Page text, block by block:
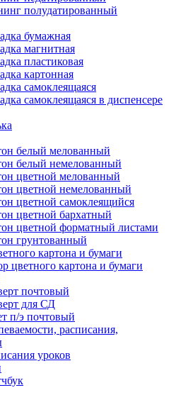
полудатированный
бумажная
магнитная
пластиковая
картонная
самоклеящаяся
самоклеящаяся в диспенсере
белый мелованный
белый немелованный
цветной мелованный
цветной немелованный
цветной самоклеящийся
цветной бархатный
цветной форматный листами
грунтованный
картона и бумаги
цветного картона и бумаги
почтовый
для СД
п/э почтовый
расписания,
уроков